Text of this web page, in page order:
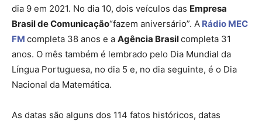
dia 9 em 2021. No dia 10, dois veículos das Empresa
Brasil de Comunicação“fazem aniversário”. A Rádio MEC
FM completa 38 anos e a Agência Brasilcompleta 31
anos. O mês também é lembrado pelo Dia Mundial da
Língua Portuguesa, no dia 5 e, no dia seguinte, é o Dia
Nacional da Matemática.
As datas são alguns dos 114 fatos históricos, datas